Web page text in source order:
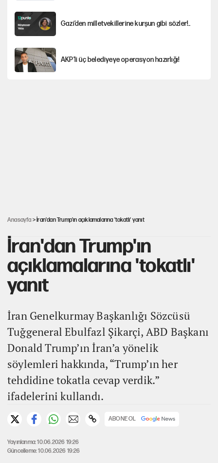
Gazi’den milletvekillerine kurşun gibi sözler!..
AKP’li üç belediyeye operasyon hazırlığı!
Anasayfa > İran'dan Trump'ın açıklamalarına 'tokatlı' yanıt
İran'dan Trump'ın
açıklamalarına 'tokatlı'
yanıt
İran Genelkurmay Başkanlığı Sözcüsü
Tuğgeneral Ebulfazl Şikarçi, ABD Başkanı
Donald Trump’ın İran’a yönelik
söylemleri hakkında, “Trump’ın her
tehdidine tokatla cevap verdik.”
ifadelerini kullandı.
ABONE OL
Yayınlanma: 10.06.2026 19:26
Güncelleme: 10.06.2026 19:26